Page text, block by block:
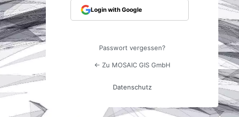
Login with Google
Passwort vergessen?
← Zu MOSAIC GIS GmbH
Datenschutz